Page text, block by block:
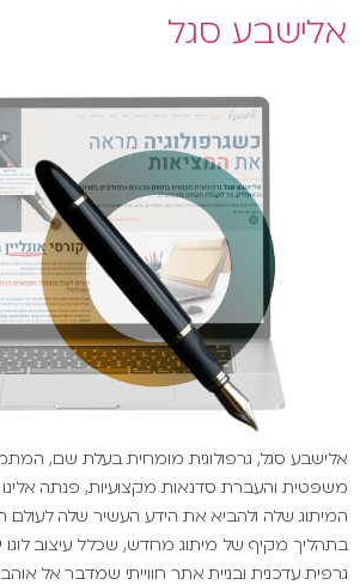
אלישבע סגל
אלישבע סגל, גרפולוגית מומחית בעלת שם,
משפטית והעברת סדנאות מקצועיות, פנתה
המיתוג שלה ולהביא את הידע העשיר שלה לעולם
בתהליך מקיף של מיתוג מחדש, שכלל עיצוב לוגו
גרפית עדכנית ובניית אתר חווייתי שמדבר אל